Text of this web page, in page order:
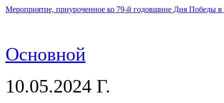
Мероприятие, приуроченное ко 79-й годовщине Дня Победы
Основной
10.05.2024 Г.